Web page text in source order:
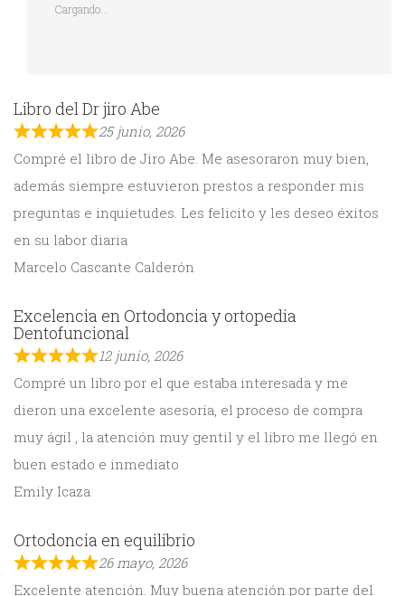
Cargando...
Libro del Dr jiro Abe
25 junio, 2026
Compré el libro de Jiro Abe. Me asesoraron muy bien,
además siempre estuvieron prestos a responder mis
preguntas e inquietudes. Les felicito y les deseo éxitos
en su labor diaria
Marcelo Cascante Calderón
Excelencia en Ortodoncia y ortopedia
Dentofuncional
12 junio, 2026
Compré un libro por el que estaba interesada y me
dieron una excelente asesoría, el proceso de compra
muy ágil , la atención muy gentil y el libro me llegó en
buen estado e inmediato
Emily Icaza
Ortodoncia en equilibrio
26 mayo, 2026
Excelente atención. Muy buena atención por parte del